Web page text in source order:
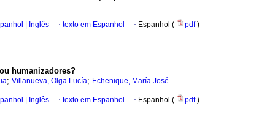
Inglês · texto em Espanhol · Espanhol ( pdf)
humanizadores?
; Villanueva, Olga Lucía; Echenique, María José
Inglês · texto em Espanhol · Espanhol ( pdf)